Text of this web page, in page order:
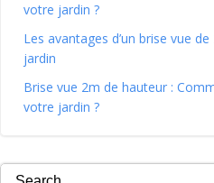
votre jardin ?
Les avantages d’un brise vue
jardin
Brise vue 2m de hauteur :
votre jardin ?